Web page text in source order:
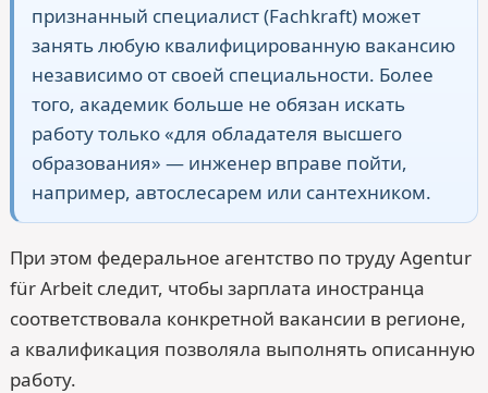
признанный специалист (Fachkraft) может
занять любую квалифицированную вакансию
независимо от своей специальности. Более
того, академик больше не обязан искать
работу только «для обладателя высшего
образования» — инженер вправе пойти,
например, автослесарем или сантехником.
При этом федеральное агентство по труду Agentur
für Arbeit следит, чтобы зарплата иностранца
соответствовала конкретной вакансии в регионе,
а квалификация позволяла выполнять описанную
работу.